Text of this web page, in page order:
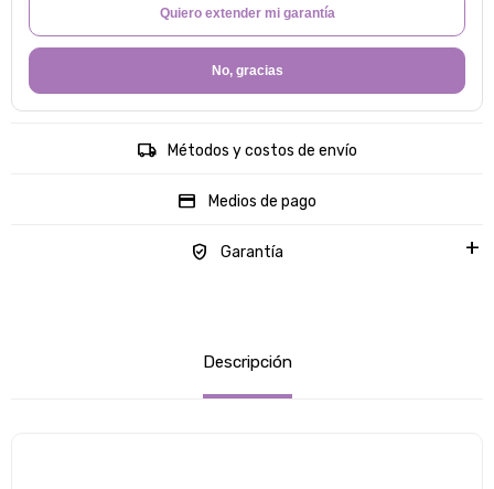
Quiero extender mi garantía
No, gracias
Métodos y costos de envío
Medios de pago
Garantía
Descripción